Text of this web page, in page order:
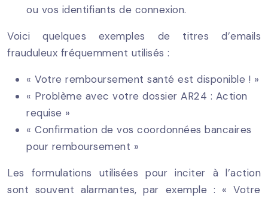
ou vos identifiants de connexion.
Voici quelques exemples de titres d’emails
frauduleux fréquemment utilisés :
« Votre remboursement santé est disponible ! »
« Problème avec votre dossier AR24 : Action
requise »
« Confirmation de vos coordonnées bancaires
pour remboursement »
Les formulations utilisées pour inciter à l’action
sont souvent alarmantes, par exemple : « Votre